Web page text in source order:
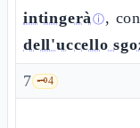
intingeràⓘ,
dell'uccello
7 🗝️4